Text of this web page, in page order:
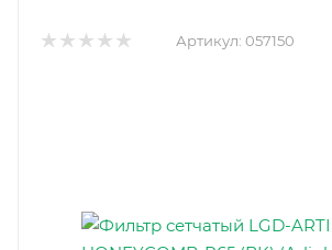
Артикул: 057150